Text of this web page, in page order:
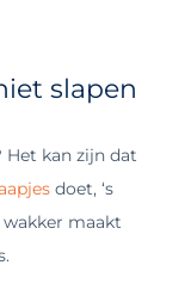
slapen
Het kan zijn dat
doet, ‘s
maakt